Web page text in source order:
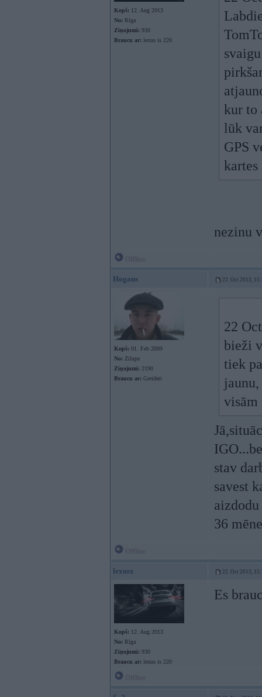
Kopš: 12. Aug 2013
No: Rīga
Ziņojumi: 930
Braucu ar: lexus is 220
kur to
lūk
GPS
nezinu
Hogans 22. Oct 2013,
Kopš: 01. Feb 2009
No: Zilupe
Ziņojumi: 2190
Braucu ar: Greideri
22
bieži
tiek
visām
stav
savest
36
lexusx 22. Oct 2013,
Kopš: 12. Aug 2013
No: Rīga
Ziņojumi: 930
Braucu ar: lexus is 220
Es